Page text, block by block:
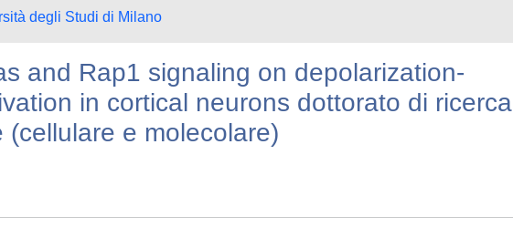
degli Studi di Milano
and Rap1 signaling on depolarization-
in cortical neurons dottorato di ricerca
(cellulare e molecolare)